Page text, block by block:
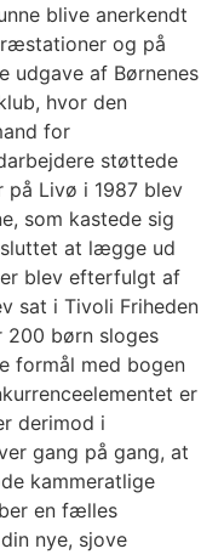
blive anerkendt
og på
udgave af Børnenes
hvor den
for
støttede
på Livø i 1987 blev
som kastede sig
at lægge ud
blev efterfulgt af
sat i Tivoli Friheden
200 børn sloges
formål med bogen
er
derimod i
gang på gang, at
kammeratlige
en fælles
nye, sjove